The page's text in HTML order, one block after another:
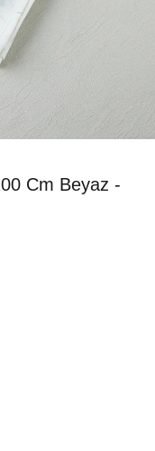
Cm Beyaz -